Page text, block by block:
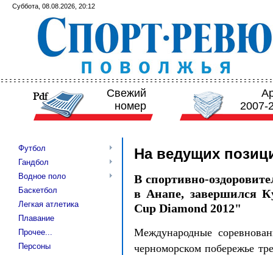
Суббота, 08.08.2026, 20:12
Свежий
номер
2007-
Футбол
Гандбол
Водное поло
Баскетбол
Легкая атлетика
Плавание
Прочее...
Персоны
На ведущих
В спортивно-
в Анапе, завершился
Cup Diamond 2012"
Международные
черноморском побережье